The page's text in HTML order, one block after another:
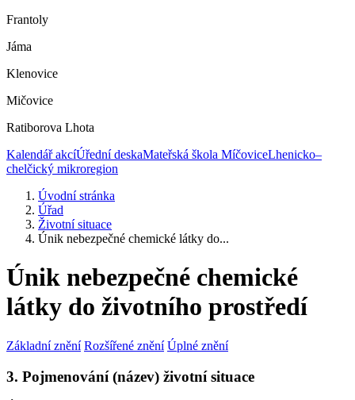
Frantoly
Jáma
Klenovice
Mičovice
Ratiborova Lhota
Kalendář akcíÚřední deskaMateřská škola MíčoviceLhenicko–
chelčický mikroregion
Úvodní stránka
Úřad
Životní situace
Únik nebezpečné chemické látky do...
Únik nebezpečné chemické
látky do životního prostředí
Základní znění Rozšířené znění Úplné znění
3. Pojmenování (název) životní situace